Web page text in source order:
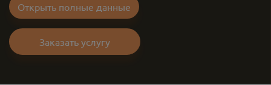
Открыть полные данные
Заказать услугу